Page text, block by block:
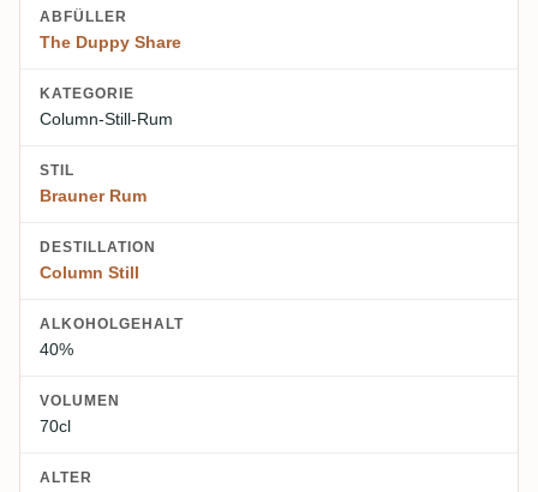
ABFÜLLER
The Duppy Share
KATEGORIE
Column-Still-Rum
STIL
Brauner Rum
DESTILLATION
Column Still
ALKOHOLGEHALT
40%
VOLUMEN
70cl
ALTER